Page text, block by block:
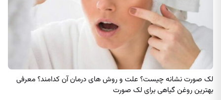
لک صورت نشانه چیست؟ علت و روش‌ های درمان آن کدامند؟ معرفی
بهترین روغن گیاهی برای لک صورت